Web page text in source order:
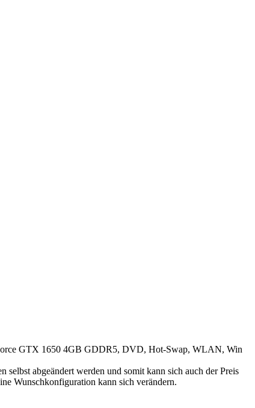
GTX 1650 4GB GDDR5, DVD, Hot-Swap, WLAN, Win
abgeändert werden und somit kann sich auch der Preis
Wunschkonfiguration kann sich verändern.